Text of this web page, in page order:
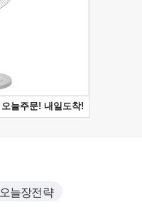
오늘장전략